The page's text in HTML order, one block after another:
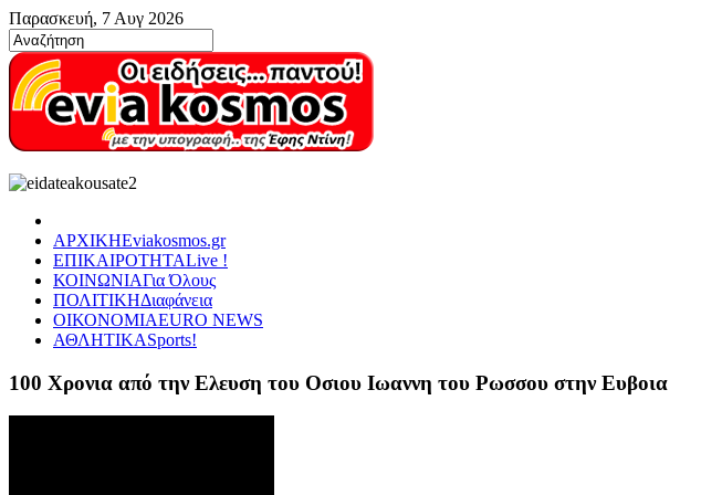
Παρασκευή, 7 Αυγ 2026
ΑΡΧΙΚΗEviakosmos.gr
ΕΠΙΚΑΙΡΟΤΗΤΑLive !
ΚΟΙΝΩΝΙΑΓια Όλους
ΠΟΛΙΤΙΚΗΔιαφάνεια
ΟΙΚΟΝΟΜΙΑEURO NEWS
ΑΘΛΗΤΙΚΑSports!
100 Χρονια από την Ελευση του Οσιου Ιωαννη του Ρωσσου στην Ευβοια